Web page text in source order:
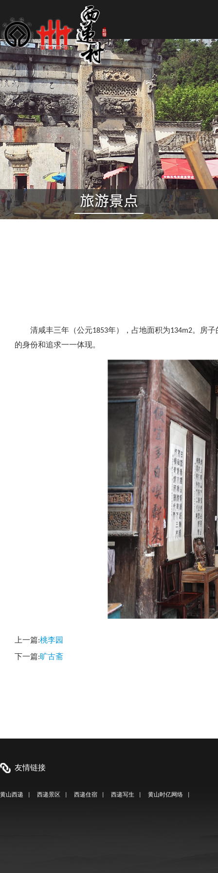
清咸丰三年（公元1853年），占地面积为134m2。房
的身份和追求一一体现。
上一篇:桃李园
下一篇:旷古斋